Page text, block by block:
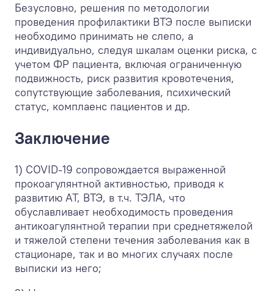
Безусловно, решения по методологии
проведения профилактики ВТЭ после выписки
необходимо принимать не слепо, а
индивидуально, следуя шкалам оценки риска, с
учетом ФР пациента, включая ограниченную
подвижность, риск развития кровотечения,
сопутствующие заболевания, психический
статус, комплаенс пациентов и др.
Заключение
1) COVID-19 сопровождается выраженной
прокоагулянтной активностью, приводя к
развитию АТ, ВТЭ, в т.ч. ТЭЛА, что
обуславливает необходимость проведения
антикоагулянтной терапии при среднетяжелой
и тяжелой степени течения заболевания как в
стационаре, так и во многих случаях после
выписки из него;